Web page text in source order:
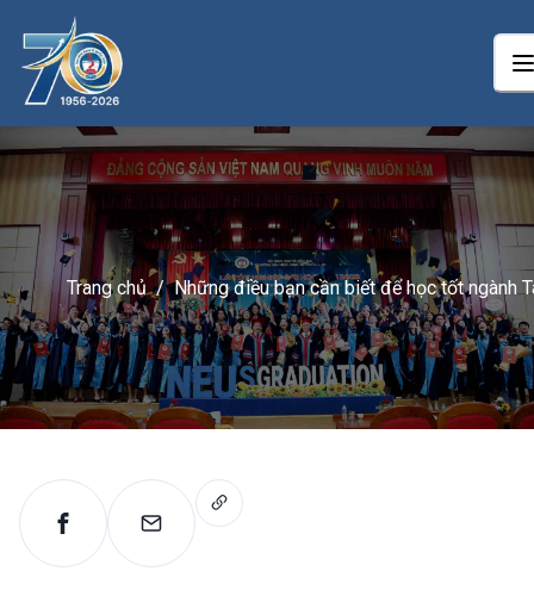
Trang chủ / Những điều bạn cần biết để học tốt ngành
chính Ngân hàng